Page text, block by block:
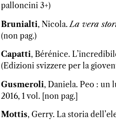
palloncini 3+)
Brunialti, Nicola. La vera
(non pag.)
Capatti, Bérénice.
(Edizioni svizzere per la
Gusmeroli, Daniela. Peo : un
2016, 1 vol. [non pag.]
Mottis, Gerry. La storia